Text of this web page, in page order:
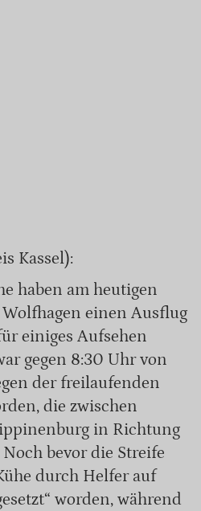
Kassel):
haben am heutigen
einen Ausflug
einiges Aufsehen
gegen 8:30 Uhr von
der freilaufenden
die zwischen
in Richtung
bevor die Streife
durch Helfer auf
worden, während